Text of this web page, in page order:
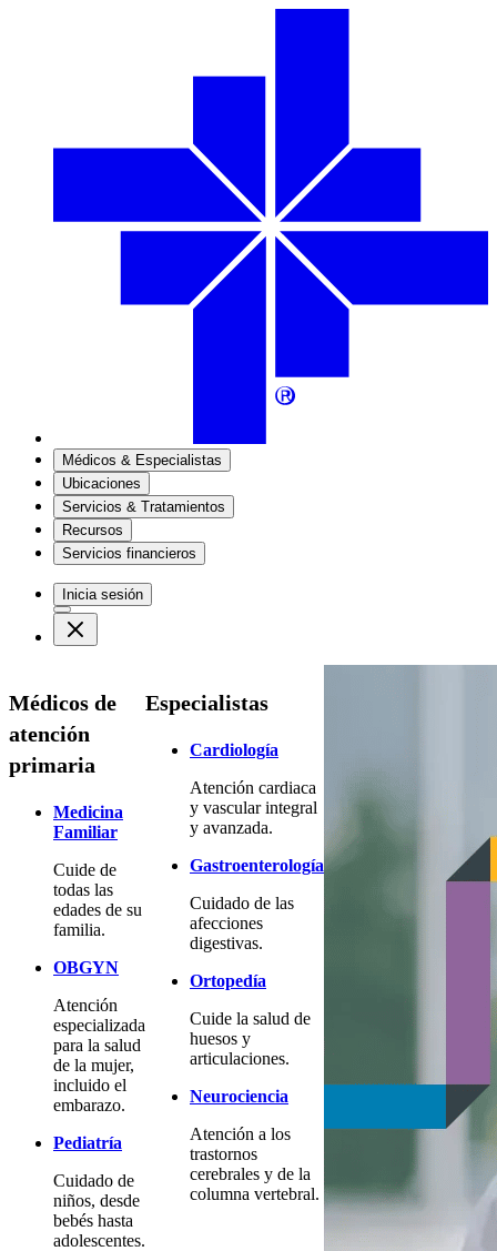
Médicos & Especialistas
Ubicaciones
Servicios & Tratamientos
Recursos
Servicios financieros
Inicia sesión
Médicos de
atención
primaria
Medicina
Familiar
Cuide de
todas las
edades de su
familia.
OBGYN
Atención
especializada
para la salud
de la mujer,
incluido el
embarazo.
Pediatría
Cuidado de
niños, desde
bebés hasta
adolescentes.
Especialistas
Cardiología
Atención cardiaca
y vascular integral
y avanzada.
Gastroenterología
Cuidado de las
afecciones
digestivas.
Ortopedía
Cuide la salud de
huesos y
articulaciones.
Neurociencia
Atención a los
trastornos
cerebrales y de la
columna vertebral.